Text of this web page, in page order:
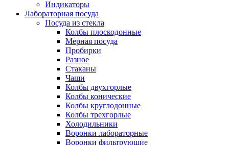
Индикаторы
Лабораторная посуда
Посуда из стекла
Колбы плоскодонные
Мерная посуда
Пробирки
Разное
Стаканы
Чаши
Колбы двухгорлые
Колбы конические
Колбы круглодонные
Колбы трехгорлые
Холодильники
Воронки лабораторные
Воронки фильтрующие